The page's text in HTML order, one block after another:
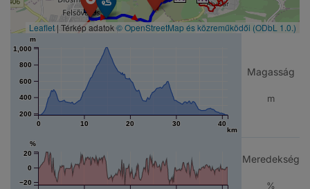
Leaflet | Térkép adatok © OpenStreetMap és közreműködői (ODbL 1.0.)
0 10 20 30 40
km
200
400
600
800
1,000
m
Magasság
m
−20
0
20
%
Meredekség
%